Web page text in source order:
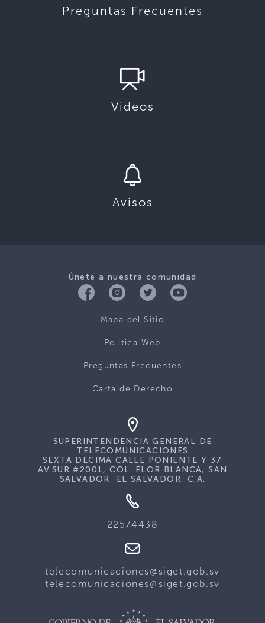
Preguntas Frecuentes
Videos
Avisos
Únete a nuestra comunidad
Mapa del Sitio
Politica Web
Preguntas Frecuentes
Carta de Derecho
SUPERINTENDENCIA GENERAL DE
TELECOMUNICACIONES
SEXTA DÉCIMA CALLE PONIENTE Y 37
AV.SUR #2001, COL. FLOR BLANCA, SAN
SALVADOR, EL SALVADOR, C.A.
22574438
telecomunicaciones@siget.gob.sv
telecomunicaciones@siget.gob.sv